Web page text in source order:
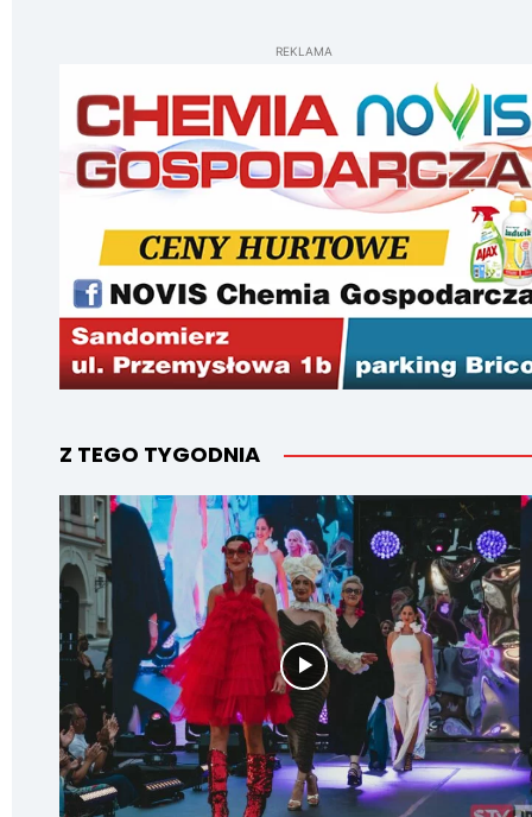
REKLAMA
Z TEGO TYGODNIA